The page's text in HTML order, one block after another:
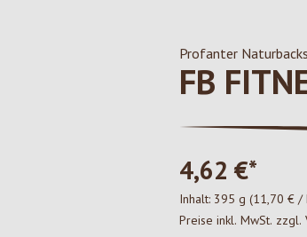
Profanter
FB
4,62 €*
Inhalt: 395 g (11,70 € /
Preise inkl. MwSt. zzgl.